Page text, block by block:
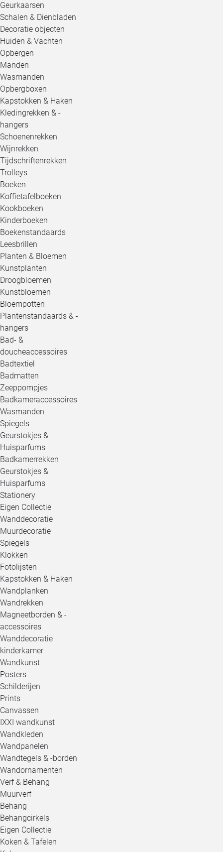
Geurkaarsen
Schalen & Dienbladen
Decoratie objecten
Huiden & Vachten
Opbergen
Manden
Wasmanden
Opbergboxen
Kapstokken & Haken
Kledingrekken & -
hangers
Schoenenrekken
Wijnrekken
Tijdschriftenrekken
Trolleys
Boeken
Koffietafelboeken
Kookboeken
Kinderboeken
Boekenstandaards
Leesbrillen
Planten & Bloemen
Kunstplanten
Droogbloemen
Kunstbloemen
Bloempotten
Plantenstandaards & -
hangers
Bad- &
doucheaccessoires
Badtextiel
Badmatten
Zeeppompjes
Badkameraccessoires
Wasmanden
Spiegels
Geurstokjes &
Huisparfums
Badkamerrekken
Geurstokjes &
Huisparfums
Stationery
Eigen Collectie
Wanddecoratie
Muurdecoratie
Spiegels
Klokken
Fotolijsten
Kapstokken & Haken
Wandplanken
Wandrekken
Magneetborden & -
accessoires
Wanddecoratie
kinderkamer
Wandkunst
Posters
Schilderijen
Prints
Canvassen
IXXI wandkunst
Wandkleden
Wandpanelen
Wandtegels & -borden
Wandornamenten
Verf & Behang
Muurverf
Behang
Behangcirkels
Eigen Collectie
Koken & Tafelen